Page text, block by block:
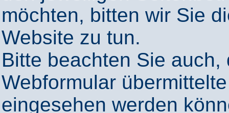
möchten, bitten wir Sie
Website zu tun.
Bitte beachten Sie
Webformular
eingesehen werden